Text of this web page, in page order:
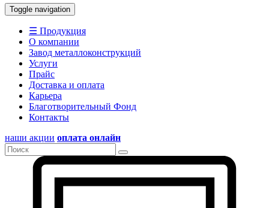
Toggle navigation
☰ Продукция
О компании
Завод металлоконструкций
Услуги
Прайс
Доставка и оплата
Карьера
Благотворительный Фонд
Контакты
наши акции оплата онлайн